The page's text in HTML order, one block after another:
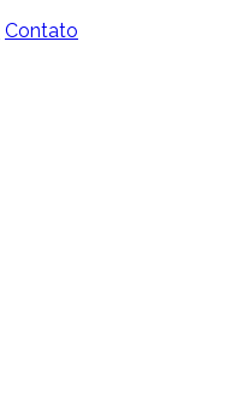
Contato